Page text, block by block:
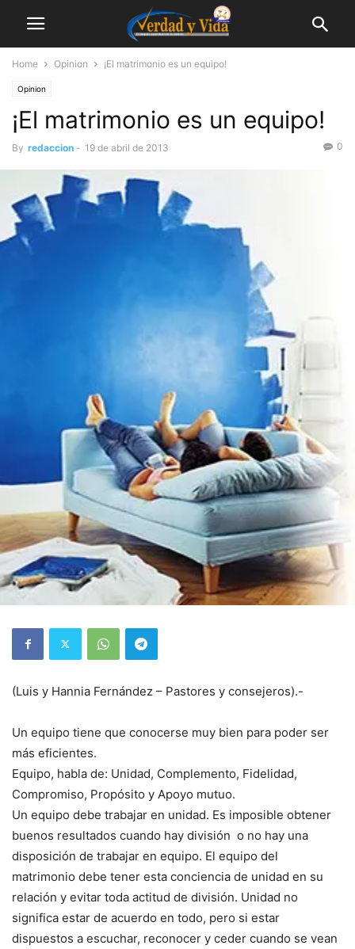
Home Opinion ¡El matrimonio es un equipo!
Opinion
¡El matrimonio es un equipo!
By redaccion - 19 de abril de 2013 0
(Luis y Hannia Fernández – Pastores y consejeros).-
Un equipo tiene que conocerse muy bien para poder ser
más eficientes.
Equipo, habla de: Unidad, Complemento, Fidelidad,
Compromiso, Propósito y Apoyo mutuo.
Un equipo debe trabajar en unidad. Es imposible obtener
buenos resultados cuando hay división o no hay una
disposición de trabajar en equipo. El equipo del
matrimonio debe tener esta conciencia de unidad en su
relación y evitar toda actitud de división. Unidad no
significa estar de acuerdo en todo, pero si estar
dispuestos a escuchar, reconocer y ceder cuando se vean